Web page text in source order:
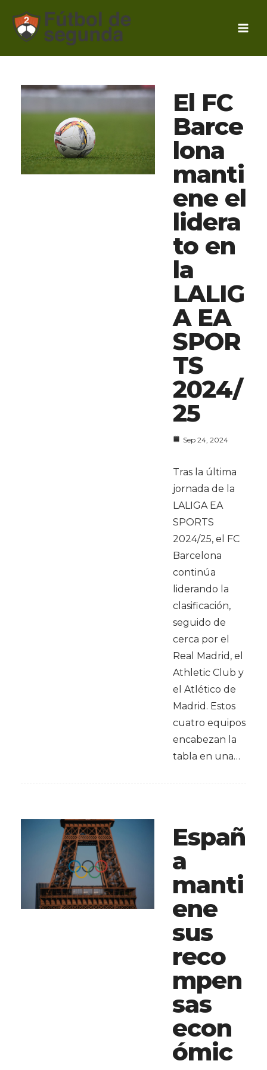
contenido
El FC
Barce
lona
manti
ene el
lidera
to en
la
LALIG
A EA
SPOR
TS
2024/
25
Sep 24, 2024
Tras la última
jornada de la
LALIGA EA
SPORTS
2024/25, el FC
Barcelona
continúa
liderando la
clasificación,
seguido de
cerca por el
Real Madrid, el
Athletic Club y
el Atlético de
Madrid. Estos
cuatro equipos
encabezan la
tabla en una…
Españ
a
manti
ene
sus
reco
mpen
sas
econ
ómic